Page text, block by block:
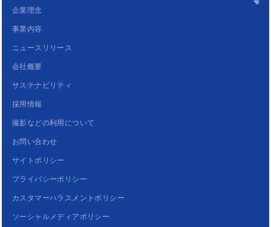
企業理念
事業内容
ニュースリリース
会社概要
サステナビリティ
採用情報
撮影などの利用について
お問い合わせ
サイトポリシー
プライバシーポリシー
カスタマーハラスメントポリシー
ソーシャルメディアポリシー